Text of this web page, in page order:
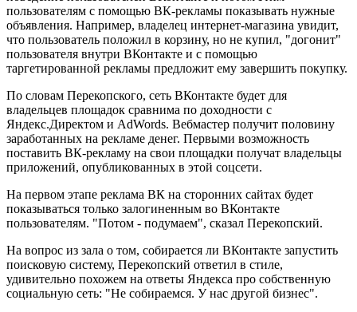
пользователям с помощью ВК-рекламы показывать нужные
объявления. Например, владелец интернет-магазина увидит,
что пользователь положил в корзину, но не купил, "догонит"
пользователя внутри ВКонтакте и с помощью
таргетированной рекламы предложит ему завершить покупку.
По словам Перекопского, сеть ВКонтакте будет для
владельцев площадок сравнима по доходности с
Яндекс.Директом и AdWords. Вебмастер получит половину
заработанных на рекламе денег. Первыми возможность
поставить ВК-рекламу на свои площадки получат владельцы
приложений, опубликованных в этой соцсети.
На первом этапе реклама ВК на сторонних сайтах будет
показываться только залогиненным во ВКонтакте
пользователям. "Потом - подумаем", сказал Перекопский.
На вопрос из зала о том, собирается ли ВКонтакте запустить
поисковую систему, Перекопский ответил в стиле,
удивительно похожем на ответы Яндекса про собственную
социальную сеть: "Не собираемся. У нас другой бизнес".